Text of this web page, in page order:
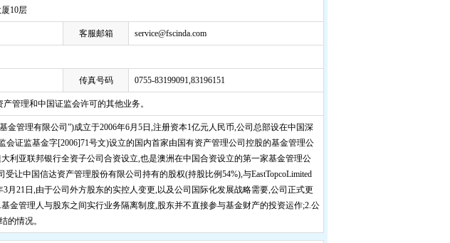
10层
客服邮箱 service@fscinda.com
传真号码 0755-83199091,83196151
管理和中国证监会许可的其他业务。
金管理有限公司”)成立于2006年6月5日,注册资本1亿元人民币,公司总部设在中国深
会证监基金字[2006]71号文)设立的国内首家由国有资产管理公司控股的基金管理公
利亚联邦银行全资子公司合资设立,也是澳洲在中国合资设立的第一家基金管理公
让中国信达资产管理股份有限公司持有的股权(持股比例54%),与EastTopcoLimited
月21日,由于公司外方股东的实控人变更,以及公司国际化发展战略需要,公司正式更
金管理人与股东之间实行业务隔离制度,股东并不直接参与基金财产的投资运作;2.公
的情况。